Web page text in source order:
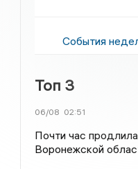
События
Топ 3
06/08 02:51
Почти час
Воронежской